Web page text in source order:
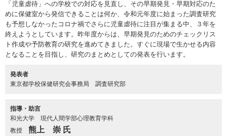
「児童虐待」への学校での対応を見直し、その早期発見・早期対応のた
めに保健室から発信できることは何か、令和元年度に始まった調査研究
も予想しなかったコロナ禍でさらに児童虐待に注目が集まる中、３年を
終えようとしています。昨年度からは、早期発見のためのチェックリス
ト作成や予防教育の研究を進めてきました。すぐに現場で生かせる内容
となることを目指し、研究のまとめとしての発表を行います。
発表者
東京都学校保健研究会事務局 調査研究部
指導・助言
和光大学 現代人間学部心理教育学科
教授 熊上 崇 氏